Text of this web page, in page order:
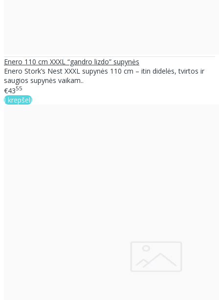
Enero 110 cm XXXL “gandro lizdo” supynės
Enero Stork’s Nest XXXL supynės 110 cm – itin didelės, tvirtos ir
saugios supynės vaikam..
€4355
Į krepšelį